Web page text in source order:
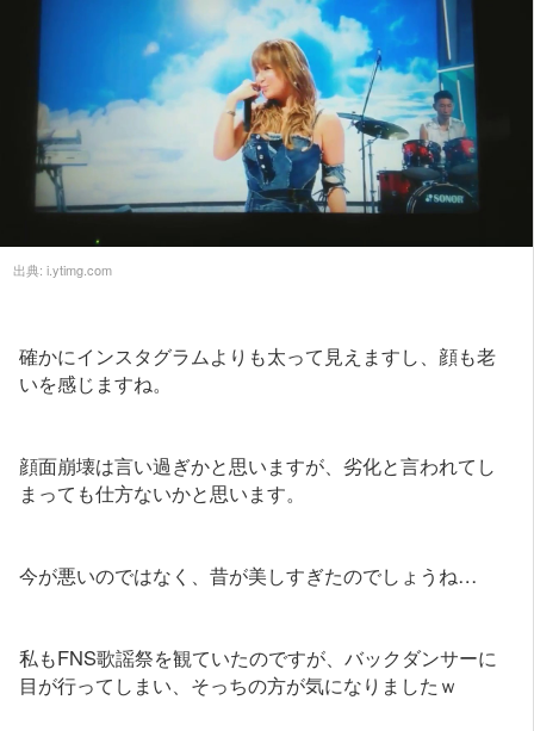
出典: i.ytimg.com
確かにインスタグラムよりも太って見えますし、顔も老
いを感じますね。
顔面崩壊は言い過ぎかと思いますが、劣化と言われてし
まっても仕方ないかと思います。
今が悪いのではなく、昔が美しすぎたのでしょうね…
私もFNS歌謡祭を観ていたのですが、バックダンサーに
目が行ってしまい、そっちの方が気になりましたｗ